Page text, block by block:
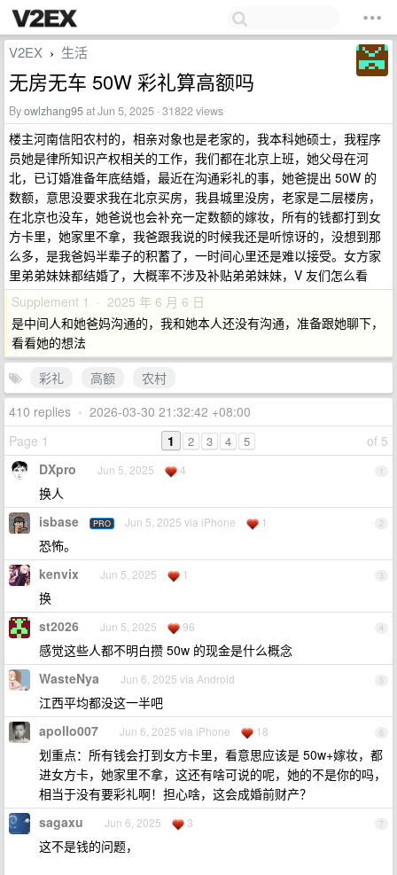
V2EX › 生活
无房无车 50W 彩礼算高额吗
Byowlzhang95at Jun 5, 2025 · 31822 views
楼主河南信阳农村的，相亲对象也是老家的，我本科她硕士，我程序
员她是律所知识产权相关的工作，我们都在北京上班，她父母在河
北，已订婚准备年底结婚，最近在沟通彩礼的事，她爸提出 50W 的
数额，意思没要求我在北京买房，我县城里没房，老家是二层楼房，
在北京也没车，她爸说也会补充一定数额的嫁妆，所有的钱都打到女
方卡里，她家里不拿，我爸跟我说的时候我还是听惊讶的，没想到那
么多，是我爸妈半辈子的积蓄了，一时间心里还是难以接受。女方家
里弟弟妹妹都结婚了，大概率不涉及补贴弟弟妹妹，V 友们怎么看
Supplement 1 · 2025 年 6 月 6 日
是中间人和她爸妈沟通的，我和她本人还没有沟通，准备跟她聊下，
看看她的想法
彩礼
高额
农村
410 replies • 2026-03-30 21:32:42 +08:00
Page 1
of 5
1 2 3 4 5
1
DXpro Jun 5, 2025 4
换人
2
isbase PRO Jun 5, 2025 via iPhone 1
恐怖。
3
kenvix Jun 5, 2025 1
换
4
st2026 Jun 5, 2025 96
感觉这些人都不明白攒 50w 的现金是什么概念
5
WasteNya Jun 6, 2025 via Android
江西平均都没这一半吧
6
apollo007 Jun 6, 2025 via iPhone 18
划重点：所有钱会打到女方卡里，看意思应该是 50w+嫁妆，都
进女方卡，她家里不拿，这还有啥可说的呢，她的不是你的吗，
相当于没有要彩礼啊！担心啥，这会成婚前财产？
7
sagaxu Jun 6, 2025 3
这不是钱的问题，